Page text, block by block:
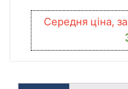
Середня ціна,